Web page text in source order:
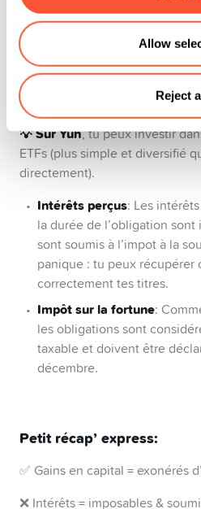
Allow
Reject
mais ça peut rapporter – et
Voici l’essentiel à retenir:
Gains en capital: Si tu
une plus-value, pas
💡 Sur Yuh, tu peux investir
ETFs (plus simple et diversifié
directement).
Intérêts perçus: Les
la durée de l’obligation sont
sont soumis à l’impot à la
panique : tu peux récupérer
correctement tes titres.
Impôt sur la fortune:
les obligations sont
taxable et doivent être
décembre.
Petit récap’ express:
✅ Gains en capital = exonérés
❌ Intérêts = imposables &